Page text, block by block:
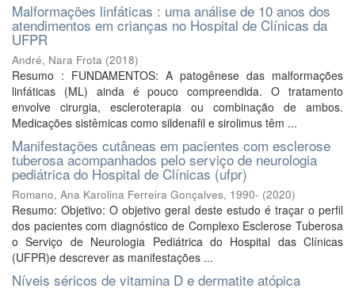
Malformações linfáticas : uma análise de 10 anos dos
atendimentos em crianças no Hospital de Clínicas da
UFPR
André, Nara Frota (2018)
Resumo : FUNDAMENTOS: A patogênese das malformações
linfáticas (ML) ainda é pouco compreendida. O tratamento
envolve cirurgia, escleroterapia ou combinação de ambos.
Medicações sistêmicas como sildenafil e sirolimus têm ...
Manifestações cutâneas em pacientes com esclerose
tuberosa acompanhados pelo serviço de neurologia
pediátrica do Hospital de Clínicas (ufpr)
Romano, Ana Karolina Ferreira Gonçalves, 1990- (2020)
Resumo: Objetivo: O objetivo geral deste estudo é traçar o perfil
dos pacientes com diagnóstico de Complexo Esclerose Tuberosa
o Serviço de Neurologia Pediátrica do Hospital das Clínicas
(UFPR)e descrever as manifestações ...
Níveis séricos de vitamina D e dermatite atópica